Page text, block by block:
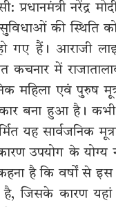
प्रधानमंत्री नरेंद्र
सुविधाओं की स्थिति
गए हैं। आराजी
कचनार में
महिला एवं पुरुष
बना हुआ है।
यह सार्वजनिक
उपयोग के योग्य
है कि वर्षों से
है, जिसके कारण